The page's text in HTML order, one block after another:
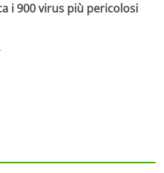
i 900 virus più pericolosi